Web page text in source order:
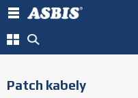
Patch kabely